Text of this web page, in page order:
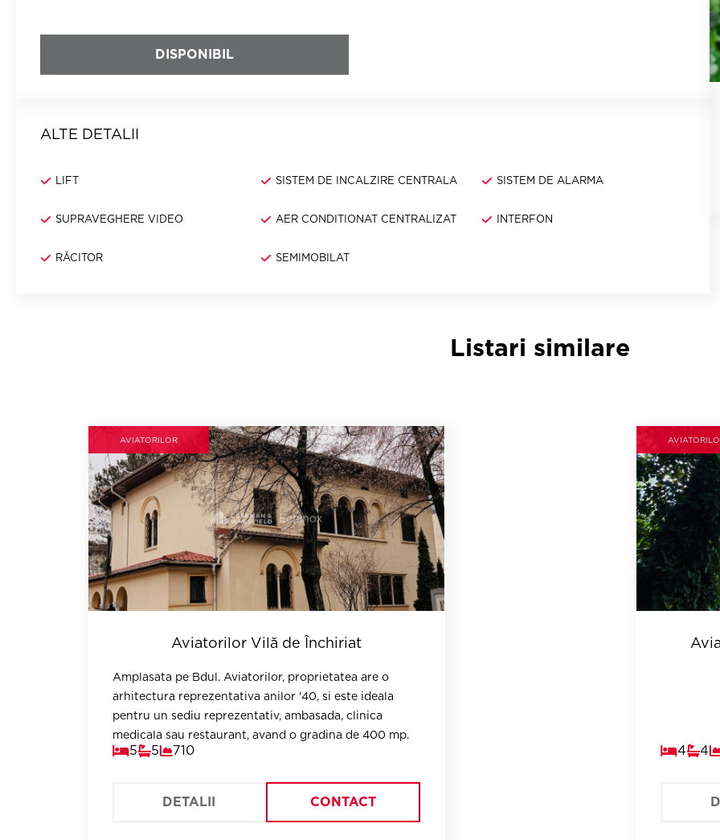
DISPONIBIL
ALTE DETALII
LIFT SISTEM DE INCALZIRE CENTRALA SISTEM DE ALARMA
SUPRAVEGHERE VIDEO AER CONDITIONAT CENTRALIZAT INTERFON
RĂCITOR SEMIMOBILAT
Listari similare
AVIATORILOR
Aviatorilor Vilă de Închiriat
Amplasata pe Bdul. Aviatorilor, proprietatea are o
arhitectura reprezentativa anilor '40, si este ideala
pentru un sediu reprezentativ, ambasada, clinica
medicala sau restaurant, avand o gradina de 400 mp.
5 5 710
DETALII CONTACT
4 4